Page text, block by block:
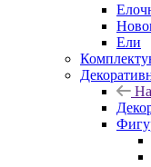
Ели